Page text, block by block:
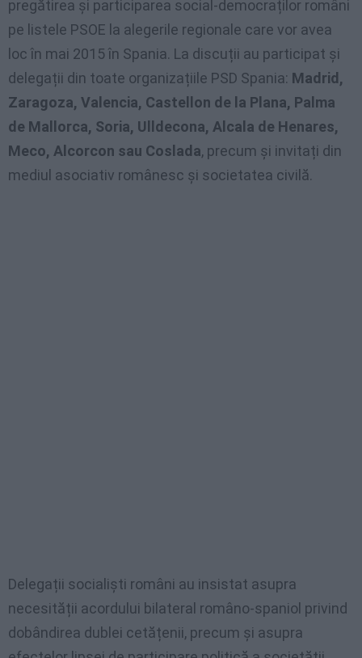
pregătirea și participarea social-democraților români
pe listele PSOE la alegerile regionale care vor avea
loc în mai 2015 în Spania. La discuții au participat și
delegații din toate organizațiile PSD Spania: Madrid,
Zaragoza, Valencia, Castellon de la Plana, Palma
de Mallorca, Soria, Ulldecona, Alcala de Henares,
Meco, Alcorcon sau Coslada, precum și invitați din
mediul asociativ românesc și societatea civilă.
Delegații socialiști români au insistat asupra
necesității acordului bilateral româno-spaniol privind
dobândirea dublei cetățenii, precum și asupra